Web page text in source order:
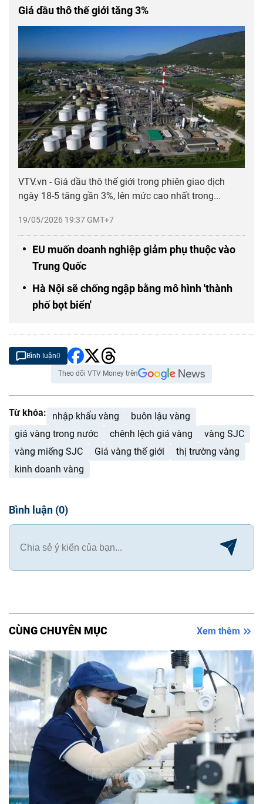
Giá dầu thô thế giới tăng 3%
19/05/2026 19:37 GMT+7
VTV.vn - Giá dầu thô thế giới trong phiên giao dịch
ngày 18-5 tăng gần 3%, lên mức cao nhất trong...
EU muốn doanh nghiệp giảm phụ thuộc vào
Trung Quốc
Hà Nội sẽ chống ngập bằng mô hình 'thành
phố bọt biển'
Bình luận0
Theo dõi VTV Money trên
Từ khóa: nhập khẩu vàng
buôn lậu vàng
giá vàng trong nước
chênh lệch giá vàng
vàng SJC
vàng miếng SJC
Giá vàng thế giới
thị trường vàng
kinh doanh vàng
Bình luận (0)
CÙNG CHUYÊN MỤC Xem thêm